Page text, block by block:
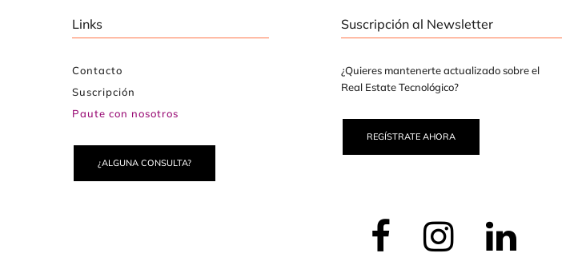
Links
Contacto
Suscripción
Paute con nosotros
¿ALGUNA CONSULTA?
Suscripción al Newsletter
¿Quieres mantenerte actualizado sobre el
Real Estate Tecnológico?
REGÍSTRATE AHORA